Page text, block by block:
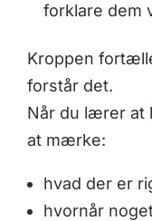
forklare dem
Kroppen
forstår det.
Når du lærer at
at mærke:
hvad der er
hvornår